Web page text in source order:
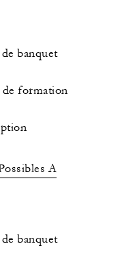
de banquet
de formation
A
de banquet